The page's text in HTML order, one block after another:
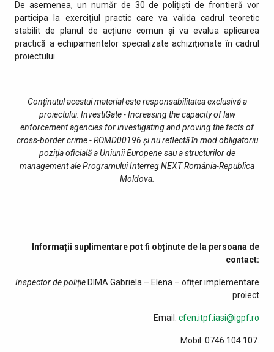
De asemenea, un număr de 30 de polițiști de frontieră vor
participa la exercițiul practic care va valida cadrul teoretic
stabilit de planul de acțiune comun și va evalua aplicarea
practică a echipamentelor specializate achiziționate în cadrul
proiectului.
Conținutul acestui material este responsabilitatea exclusivă a
proiectului: InvestiGate - Increasing the capacity of law
enforcement agencies for investigating and proving the facts of
cross-border crime - ROMD00196 și nu reflectă în mod obligatoriu
poziția oficială a Uniunii Europene sau a structurilor de
management ale Programului Interreg NEXT România-Republica
Moldova.
Informații suplimentare pot fi obținute de la persoana de
contact:
Inspector de poliție DIMA Gabriela – Elena – ofițer implementare
proiect
Email: cfen.itpf.iasi@igpf.ro
Mobil: 0746.104.107.